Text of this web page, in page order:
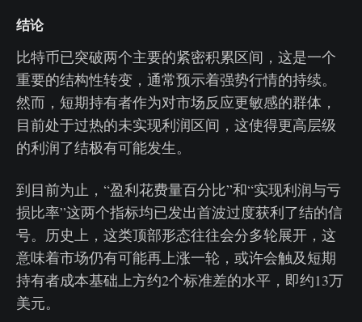
结论
比特币已突破两个主要的紧密积累区间，这是一个
重要的结构性转变，通常预示着强势行情的持续。
然而，短期持有者作为对市场反应更敏感的群体，
目前处于过热的未实现利润区间，这使得更高层级
的利润了结极有可能发生。
到目前为止，“盈利花费量百分比”和“实现利润与亏
损比率”这两个指标均已发出首波过度获利了结的信
号。历史上，这类顶部形态往往会分多轮展开，这
意味着市场仍有可能再上涨一轮，或许会触及短期
持有者成本基础上方约2个标准差的水平，即约13万
美元。